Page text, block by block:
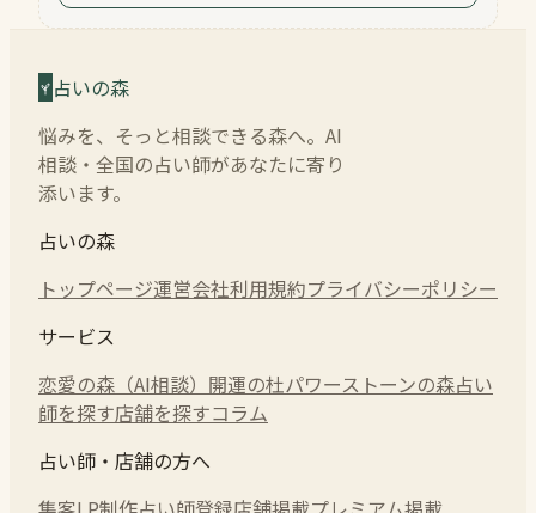
占いの森
悩みを、そっと相談できる森へ。AI
相談・全国の占い師があなたに寄り
添います。
占いの森
トップページ運営会社利用規約プライバシーポリシー
サービス
恋愛の森（AI相談） 開運の杜パワーストーンの森占い
師を探す店舗を探すコラム
占い師・店舗の方へ